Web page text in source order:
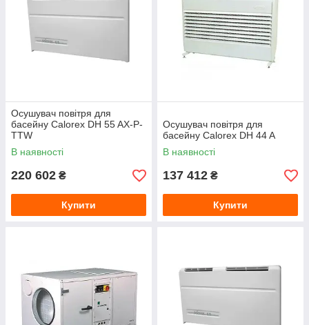
Осушувач повітря для
басейну Calorex DH 55 AX-Р-
TTW
В наявності
220 602 ₴
Купити
Осушувач повітря для
басейну Calorex DH 44 A
В наявності
137 412 ₴
Купити